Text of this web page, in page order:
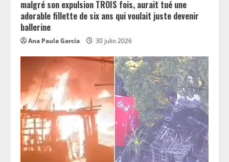
malgré son expulsion TROIS fois, aurait tué une
adorable fillette de six ans qui voulait juste devenir
ballerine
Ana Paula García 30 julio 2026